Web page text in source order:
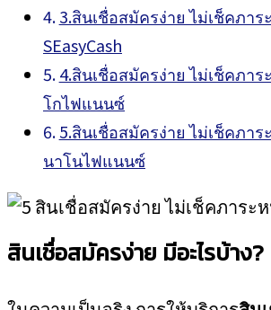
3.สินเชื่อสมัครง่าย ไม่เช็คภาร
SEasyCash
4.สินเชื่อสมัครง่าย ไม่เช็คภา
โกไฟแนนซ์
5.สินเชื่อสมัครง่าย ไม่เช็คภาร
นาโนไฟแนนซ์
สินเชื่อสมัครง่าย มีอะไรบ้าง?